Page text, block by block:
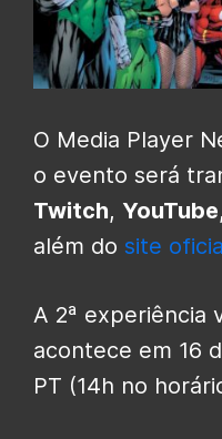
O Media Player
o evento será
Twitch, YouTube,
além do site
A 2ª experiência
acontece em 16
PT (14h no